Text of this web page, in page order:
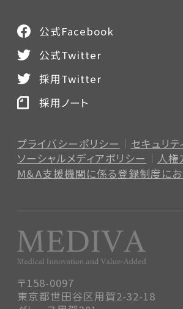
〒158-0097
東京都世田谷区用賀2-32-18
プライバシーポリシー
セキュリテ
ソーシャルメディアポリシー
人権
M＆A支援機関に係る登録制度に
公式Facebook
公式Twitter
採用Twitter
採用ノート